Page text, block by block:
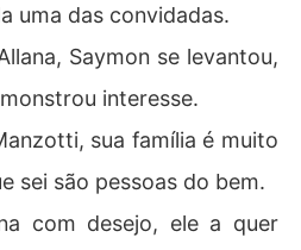
uma das convidadas.
Saymon se levantou,
interesse.
sua família é muito
sei são pessoas do bem.
com desejo, ele a quer